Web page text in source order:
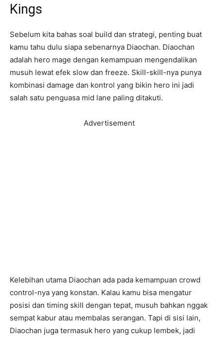
Kings
Sebelum kita bahas soal build dan strategi, penting buat
kamu tahu dulu siapa sebenarnya Diaochan. Diaochan
adalah hero mage dengan kemampuan mengendalikan
musuh lewat efek slow dan freeze. Skill-skill-nya punya
kombinasi damage dan kontrol yang bikin hero ini jadi
salah satu penguasa mid lane paling ditakuti.
Advertisement
Kelebihan utama Diaochan ada pada kemampuan crowd
control-nya yang konstan. Kalau kamu bisa mengatur
posisi dan timing skill dengan tepat, musuh bahkan nggak
sempat kabur atau membalas serangan. Tapi di sisi lain,
Diaochan juga termasuk hero yang cukup lembek, jadi